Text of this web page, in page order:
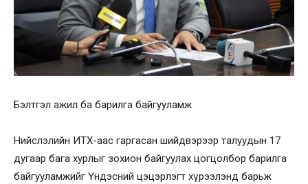
Бэлтгэл ажил ба барилга байгууламж
Нийслэлийн ИТХ-аас гаргасан шийдвэрээр талуудын 17
дугаар бага хурлыг зохион байгуулах цогцолбор барилга
байгууламжийг Үндэсний цэцэрлэгт хүрээлэнд барьж